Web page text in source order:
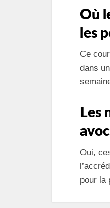
Où
les
Ce
dans
Les
Oui,
pour la